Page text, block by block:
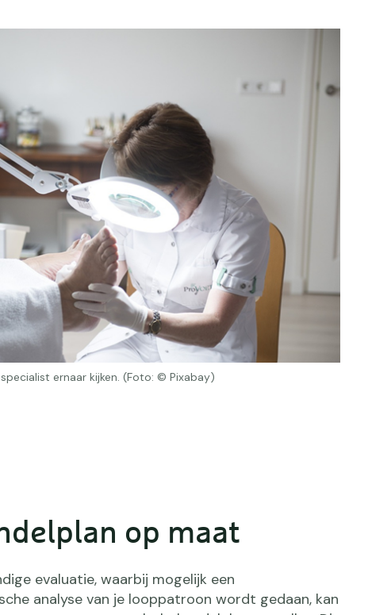
ernaar kijken. (Foto: © Pixabay)
op maat
evaluatie, waarbij mogelijk een
analyse van je looppatroon wordt gedaan, kan